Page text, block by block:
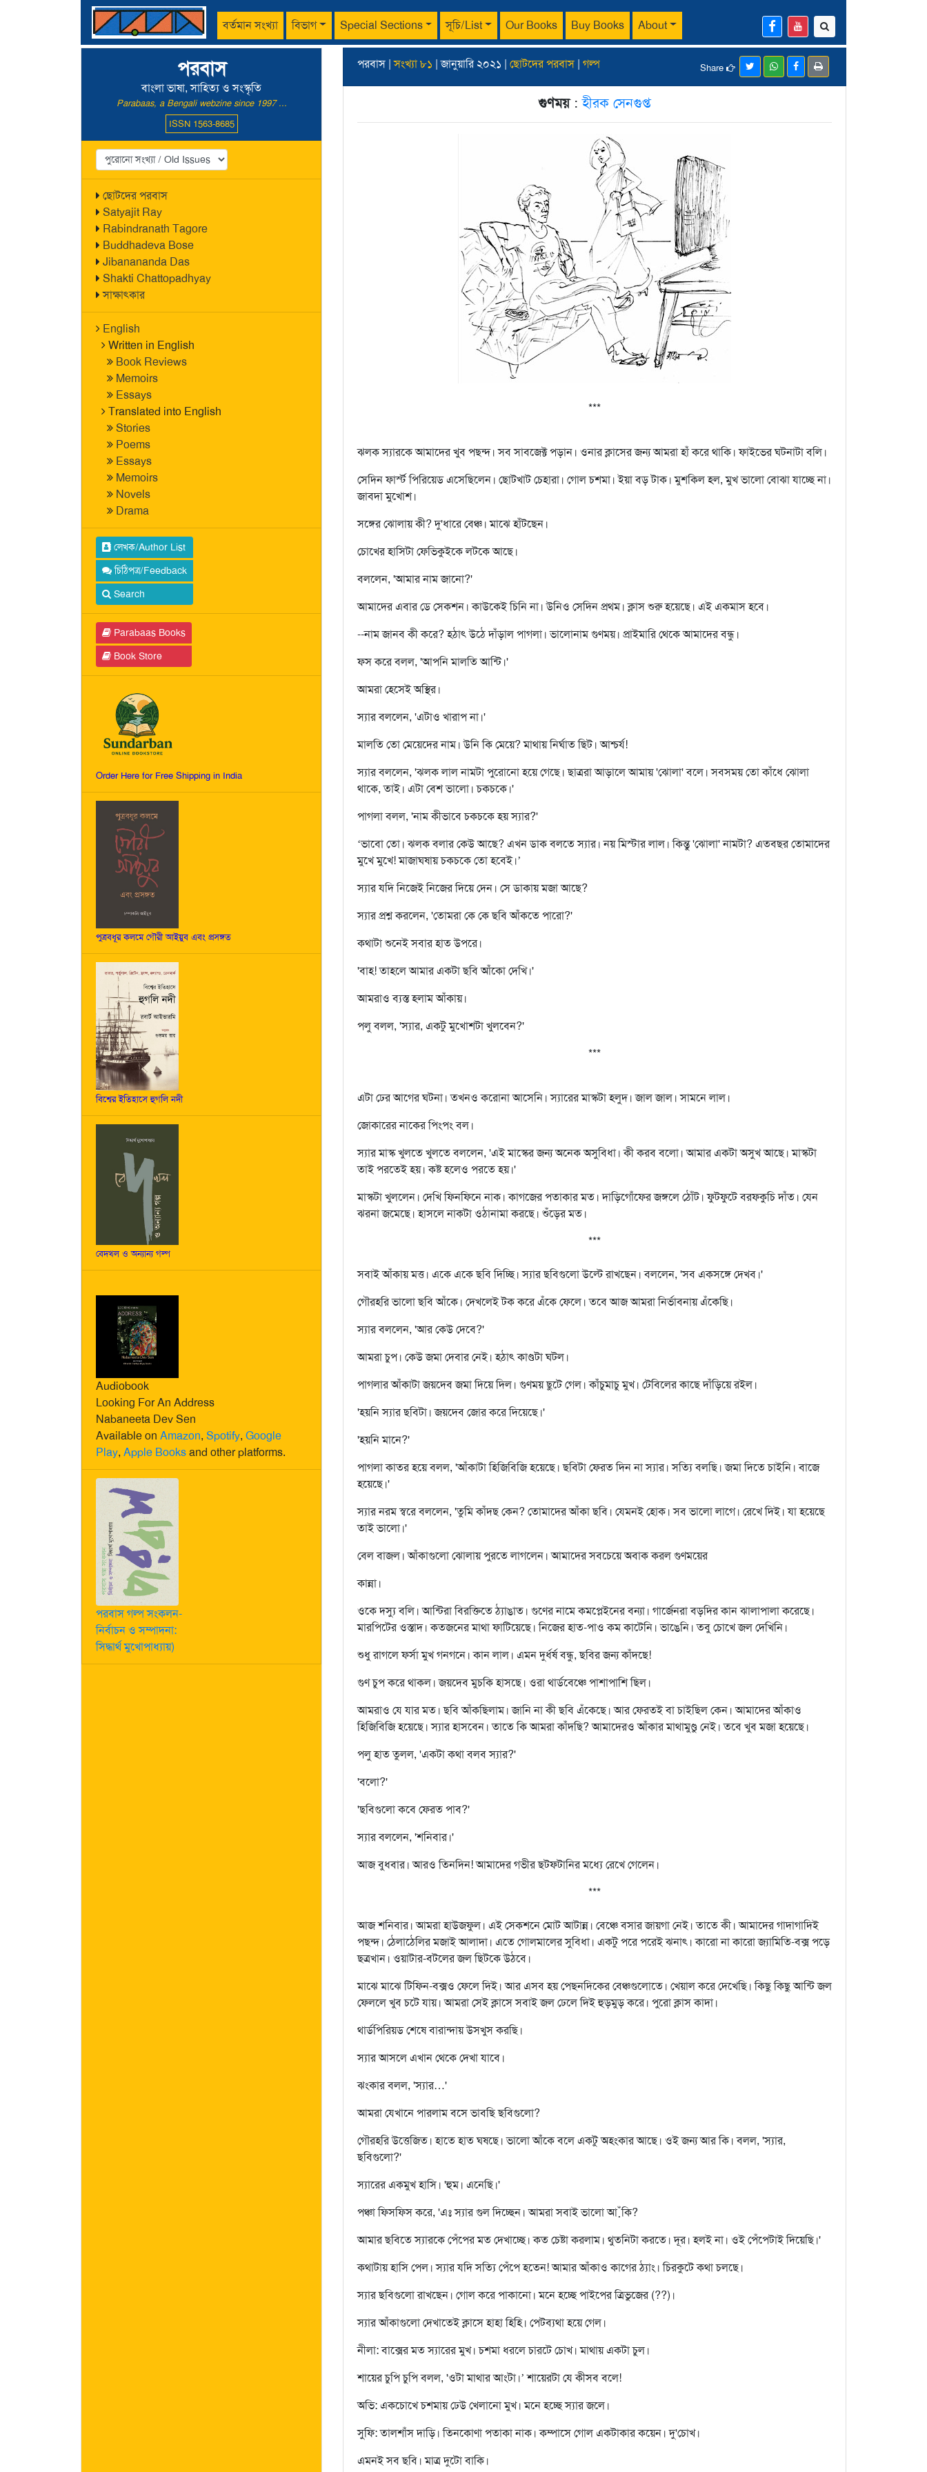
বর্তমান সংখ্যা বিভাগ Special Sections সূচি/List Our Books Buy Books About
পরবাস
বাংলা ভাষা, সাহিত্য ও সংস্কৃতি
Parabaas, a Bengali webzine since 1997 ...
ISSN 1563-8685
ছোটদের পরবাস
Satyajit Ray
Rabindranath Tagore
Buddhadeva Bose
Jibanananda Das
Shakti Chattopadhyay
সাক্ষাৎকার
English
Written in English
Book Reviews
Memoirs
Essays
Translated into English
Stories
Poems
Essays
Memoirs
Novels
Drama
লেখক/Author List
চিঠিপত্র/Feedback
Search
Parabaas Books
Book Store
Order Here for Free Shipping in India
পুত্রবধূর কলমে গৌরী আইয়ুব এবং প্রসঙ্গত
বিশ্বের ইতিহাসে হুগলি নদী
বেদখল ও অন্যান্য গল্প
Audiobook
Looking For An Address
Nabaneeta Dev Sen
Available on Amazon, Spotify, Google
Play, Apple Booksand other platforms.
পরবাস গল্প সংকলন-
নির্বাচন ও সম্পাদনা:
সিদ্ধার্থ মুখোপাধ্যায়)
পরবাস |সংখ্যা ৮১ | জানুয়ারি ২০২১ | ছোটদের পরবাস | গল্প Share
গুণময়:হীরক সেনগুপ্ত
***
ঝলক স্যারকে আমাদের খুব পছন্দ। সব সাবজেক্ট পড়ান। ওনার ক্লাসের জন্য আমরা হাঁ করে থাকি। ফাইভের ঘটনাটা বলি।
সেদিন ফার্স্ট পিরিয়েড এসেছিলেন। ছোটখাট চেহারা। গোল চশমা। ইয়া বড় টাক। মুশকিল হল, মুখ ভালো বোঝা যাচ্ছে না।
জাবদা মুখোশ।
সঙ্গের ঝোলায় কী? দু'ধারে বেঞ্চ। মাঝে হাঁটছেন।
চোখের হাসিটা ফেভিকুইকে লটকে আছে।
বললেন, 'আমার নাম জানো?'
আমাদের এবার ডে সেকশন। কাউকেই চিনি না। উনিও সেদিন প্রথম। ক্লাস শুরু হয়েছে। এই একমাস হবে।
--নাম জানব কী করে? হঠাৎ উঠে দাঁড়াল পাগলা। ভালোনাম গুণময়। প্রাইমারি থেকে আমাদের বন্ধু।
ফস করে বলল, 'আপনি মালতি আন্টি।'
আমরা হেসেই অস্থির।
স্যার বললেন, 'এটাও খারাপ না।'
মালতি তো মেয়েদের নাম। উনি কি মেয়ে? মাথায় নির্ঘাত ছিট। আশ্চর্য!
স্যার বললেন, 'ঝলক লাল নামটা পুরোনো হয়ে গেছে। ছাত্ররা আড়ালে আমায় 'ঝোলা' বলে। সবসময় তো কাঁধে ঝোলা
থাকে, তাই। এটা বেশ ভালো। চকচকে।'
পাগলা বলল, 'নাম কীভাবে চকচকে হয় স্যার?'
‘ভাবো তো। ঝলক বলার কেউ আছে? এখন ডাক বলতে স্যার। নয় মিস্টার লাল। কিন্তু 'ঝোলা' নামটা? এতবছর তোমাদের
মুখে মুখে! মাজাঘষায় চকচকে তো হবেই।’
স্যার যদি নিজেই নিজের দিয়ে দেন। সে ডাকায় মজা আছে?
স্যার প্রশ্ন করলেন, 'তোমরা কে কে ছবি আঁকতে পারো?'
কথাটা শুনেই সবার হাত উপরে।
'বাহ! তাহলে আমার একটা ছবি আঁকো দেখি।'
আমরাও ব্যস্ত হলাম আঁকায়।
পলু বলল, 'স্যার, একটু মুখোশটা খুলবেন?'
***
এটা ঢের আগের ঘটনা। তখনও করোনা আসেনি। স্যারের মাস্কটা হলুদ। জাল জাল। সামনে লাল।
জোকারের নাকের পিংপং বল।
স্যার মাস্ক খুলতে খুলতে বললেন, 'এই মাস্কের জন্য অনেক অসুবিধা। কী করব বলো। আমার একটা অসুখ আছে। মাস্কটা
তাই পরতেই হয়। কষ্ট হলেও পরতে হয়।'
মাস্কটা খুললেন। দেখি ফিনফিনে নাক। কাগজের পতাকার মত। দাড়িগোঁফের জঙ্গলে ঠোঁট। ফুটফুটে বরফকুচি দাঁত। যেন
ঝরনা জমেছে। হাসলে নাকটা ওঠানামা করছে। শুঁড়ের মত।
***
সবাই আঁকায় মত্ত। একে একে ছবি দিচ্ছি। স্যার ছবিগুলো উল্টে রাখছেন। বললেন, 'সব একসঙ্গে দেখব।'
গৌরহরি ভালো ছবি আঁকে। দেখলেই টক করে এঁকে ফেলে। তবে আজ আমরা নির্ভাবনায় এঁকেছি।
স্যার বললেন, 'আর কেউ দেবে?'
আমরা চুপ। কেউ জমা দেবার নেই। হঠাৎ কাণ্ডটা ঘটল।
পাগলার আঁকাটা জয়দেব জমা দিয়ে দিল। গুণময় ছুটে গেল। কাঁচুমাচু মুখ। টেবিলের কাছে দাঁড়িয়ে রইল।
'হয়নি স্যার ছবিটা। জয়দেব জোর করে দিয়েছে।'
'হয়নি মানে?'
পাগলা কাতর হয়ে বলল, 'আঁকাটা হিজিবিজি হয়েছে। ছবিটা ফেরত দিন না স্যার। সত্যি বলছি। জমা দিতে চাইনি। বাজে
হয়েছে।'
স্যার নরম স্বরে বললেন, 'তুমি কাঁদছ কেন? তোমাদের আঁকা ছবি। যেমনই হোক। সব ভালো লাগে। রেখে দিই। যা হয়েছে
তাই ভালো।'
বেল বাজল। আঁকাগুলো ঝোলায় পুরতে লাগলেন। আমাদের সবচেয়ে অবাক করল গুণময়ের
কান্না।
ওকে দস্যু বলি। আন্টিরা বিরক্তিতে ঠ্যাঙাত। গুণের নামে কমপ্লেইনের বন্যা। গার্জেনরা বড়দির কান ঝালাপালা করেছে।
মারপিটের ওস্তাদ। কতজনের মাথা ফাটিয়েছে। নিজের হাত-পাও কম কাটেনি। ভাঙেনি। তবু চোখে জল দেখিনি।
শুধু রাগলে ফর্সা মুখ গনগনে। কান লাল। এমন দুর্ধর্ষ বন্ধু, ছবির জন্য কাঁদছে!
গুণ চুপ করে থাকল। জয়দেব মুচকি হাসছে। ওরা থার্ডবেঞ্চে পাশাপাশি ছিল।
আমরাও যে যার মত। ছবি আঁকছিলাম। জানি না কী ছবি এঁকেছে। আর ফেরতই বা চাইছিল কেন। আমাদের আঁকাও
হিজিবিজি হয়েছে। স্যার হাসবেন। তাতে কি আমরা কাঁদছি? আমাদেরও আঁকার মাথামুণ্ডু নেই। তবে খুব মজা হয়েছে।
পলু হাত তুলল, 'একটা কথা বলব স্যার?'
'বলো?'
'ছবিগুলো কবে ফেরত পাব?'
স্যার বললেন, 'শনিবার।'
আজ বুধবার। আরও তিনদিন! আমাদের গভীর ছটফটানির মধ্যে রেখে গেলেন।
***
আজ শনিবার। আমরা হাউজফুল। এই সেকশনে মোট আটান্ন। বেঞ্চে বসার জায়গা নেই। তাতে কী। আমাদের গাদাগাদিই
পছন্দ। ঠেলাঠেলির মজাই আলাদা। এতে গোলমালের সুবিধা। একটু পরে পরেই ঝনাৎ। কারো না কারো জ্যামিতি-বক্স পড়ে
ছত্রখান। ওয়াটার-বটলের জল ছিটকে উঠবে।
মাঝে মাঝে টিফিন-বক্সও ফেলে দিই। আর এসব হয় পেছনদিকের বেঞ্চগুলোতে। খেয়াল করে দেখেছি। কিছু কিছু আন্টি জল
ফেললে খুব চটে যায়। আমরা সেই ক্লাসে সবাই জল ঢেলে দিই হুড়মুড় করে। পুরো ক্লাস কাদা।
থার্ডপিরিয়ড শেষে বারান্দায় উসখুস করছি।
স্যার আসলে এখান থেকে দেখা যাবে।
ঝংকার বলল, 'স্যার…'
আমরা যেখানে পারলাম বসে ভাবছি ছবিগুলো?
গৌরহরি উত্তেজিত। হাতে হাত ঘষছে। ভালো আঁকে বলে একটু অহংকার আছে। ওই জন্য আর কি। বলল, 'স্যার,
ছবিগুলো?'
স্যারের একমুখ হাসি। 'হুম। এনেছি।'
পঞ্চা ফিসফিস করে, 'এঃ স্যার গুল দিচ্ছেন। আমরা সবাই ভালো আ়ঁকি?
আমার ছবিতে স্যারকে পেঁপের মত দেখাচ্ছে। কত চেষ্টা করলাম। থুতনিটা করতে। দূর। হলই না। ওই পেঁপেটাই দিয়েছি।'
কথাটায় হাসি পেল। স্যার যদি সত্যি পেঁপে হতেন! আমার আঁকাও কাগের ঠ্যাং। চিরকুটে কথা চলছে।
স্যার ছবিগুলো রাখছেন। গোল করে পাকানো। মনে হচ্ছে পাইপের ত্রিভুজের (??)।
স্যার আঁকাগুলো দেখাতেই ক্লাসে হাহা হিহি। পেটব্যথা হয়ে গেল।
নীলা: বাক্সের মত স্যারের মুখ। চশমা ধরলে চারটে চোখ। মাথায় একটা চুল।
শায়ের চুপি চুপি বলল, 'ওটা মাথার আংটা।’ শায়েরটা যে কীসব বলে!
অভি: একচোখে চশমায় ঢেউ খেলানো মুখ। মনে হচ্ছে স্যার জলে।
সুফি: তালশাঁস দাড়ি। তিনকোণা পতাকা নাক। কম্পাসে গোল একটাকার কয়েন। দু'চোখ।
এমনই সব ছবি। মাত্র দুটো বাকি।